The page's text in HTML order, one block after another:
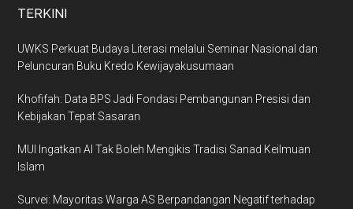
TERKINI
UWKS Perkuat Budaya Literasi melalui Seminar Nasional dan
Peluncuran Buku Kredo Kewijayakusumaan
Khofifah: Data BPS Jadi Fondasi Pembangunan Presisi dan
Kebijakan Tepat Sasaran
MUI Ingatkan AI Tak Boleh Mengikis Tradisi Sanad Keilmuan
Islam
Survei: Mayoritas Warga AS Berpandangan Negatif terhadap